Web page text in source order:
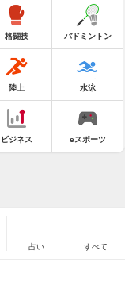
格闘技 バドミントン
陸上 水泳
ビジネス eスポーツ
占い すべて